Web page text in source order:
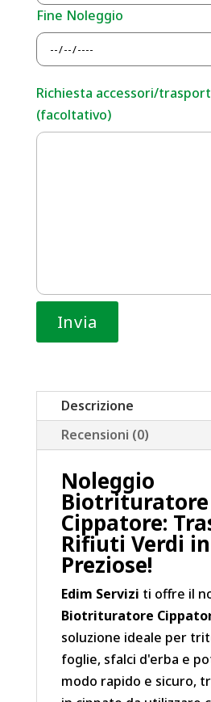
Fine Noleggio
Richiesta accessori/
(facoltativo)
Descrizione
Recensioni (0)
Noleggio
Biotrituratore
Cippatore:
Rifiuti Verdi
Preziose!
Edim Servizi ti offre il
Biotrituratore
soluzione ideale per
foglie, sfalci d'erba e
modo rapido e sicuro,